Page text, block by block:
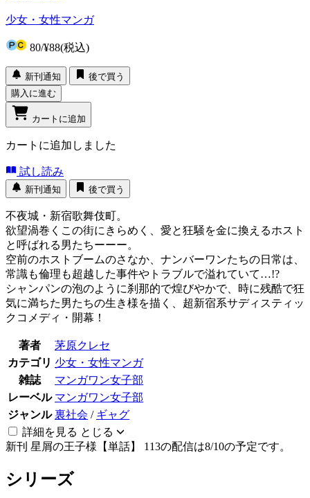
少女・女性マンガ
80/¥88(税込)
新刊通知
後で買う
購入に進む
カートに追加
カートに追加しました
試し読み
新刊通知 後で買う
不夜城・新宿歌舞伎町。
欲望渦巻くこの街にきらめく、愛と狂騒を金に換えるホスト
と呼ばれる男たちーーー。
空前のホストブームのさなか、ナンバーワンたちの日常は、
常識も倫理も超越した事件やトラブルで溢れていて…!?
シャンパンの泡のように刹那的で煌びやかで、時に残酷で狂
気に満ちた男たちの生き様を描く、超新宿系サディスティッ
クコメディ・開幕！
著者
茅原クレセ
カテゴリ 少女・女性マンガ
雑誌
マンガワン女子部
レーベル マンガワン女子部
ジャンル 裏社会 / ギャグ
詳細を見る とじる
新刊 星屑の王子様【単話】 113の配信は8/10の予定です。
シリーズ